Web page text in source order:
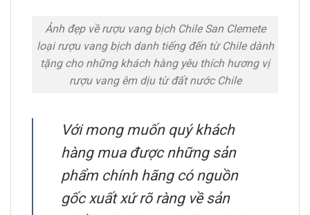
Ảnh đẹp về rượu vang bịch Chile San Clemete
loại rượu vang bịch danh tiếng đến từ Chile dành
tặng cho những khách hàng yêu thích hương vị
rượu vang êm dịu từ đất nước Chile
Với mong muốn quý khách
hàng mua được những sản
phẩm chính hãng có nguồn
gốc xuất xứ rõ ràng về sản